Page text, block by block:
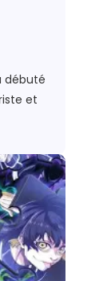
débuté
et